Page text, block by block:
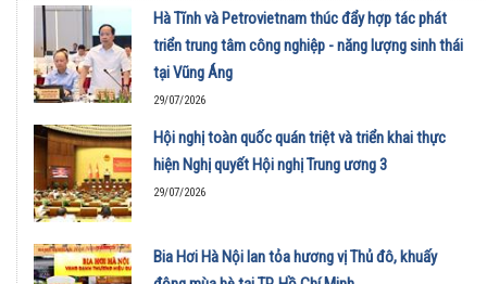
Hà Tĩnh và Petrovietnam thúc đẩy hợp tác phát
triển trung tâm công nghiệp - năng lượng sinh thái
tại Vũng Áng
29/07/2026
Hội nghị toàn quốc quán triệt và triển khai thực
hiện Nghị quyết Hội nghị Trung ương 3
29/07/2026
Bia Hơi Hà Nội lan tỏa hương vị Thủ đô, khuấy